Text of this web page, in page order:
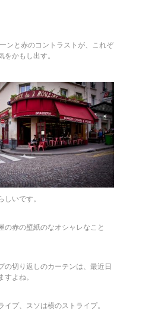
ンと赤のコントラストが、これぞ
かもし出す。
いです。
の赤の壁紙のなオシャレなこと
の切り返しのカーテンは、最近日
よね。
イプ、スソは横のストライプ。